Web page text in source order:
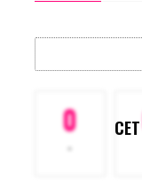
0
-